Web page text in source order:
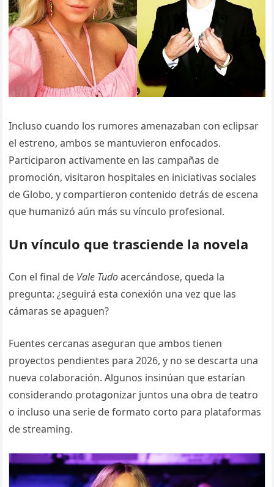
Incluso cuando los rumores amenazaban con eclipsar
el estreno, ambos se mantuvieron enfocados.
Participaron activamente en las campañas de
promoción, visitaron hospitales en iniciativas sociales
de Globo, y compartieron contenido detrás de escena
que humanizó aún más su vínculo profesional.
Un vínculo que trasciende la novela
Con el final de Vale Tudoacercándose, queda la
pregunta: ¿seguirá esta conexión una vez que las
cámaras se apaguen?
Fuentes cercanas aseguran que ambos tienen
proyectos pendientes para 2026, y no se descarta una
nueva colaboración. Algunos insinúan que estarían
considerando protagonizar juntos una obra de teatro
o incluso una serie de formato corto para plataformas
de streaming.